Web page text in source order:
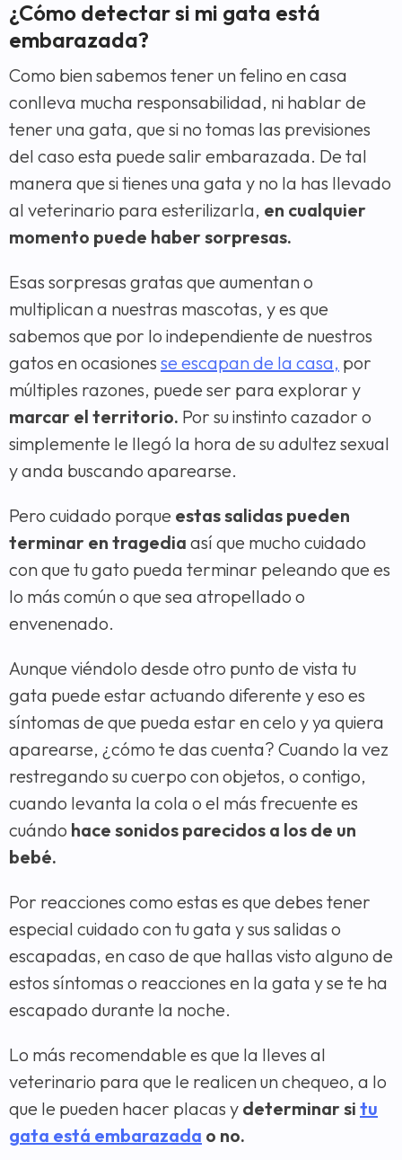
¿Cómo detectar si mi gata está
embarazada?
Como bien sabemos tener un felino en casa
conlleva mucha responsabilidad, ni hablar de
tener una gata, que si no tomas las previsiones
del caso esta puede salir embarazada. De tal
manera que si tienes una gata y no la has llevado
al veterinario para esterilizarla, en cualquier
momento puede haber sorpresas.
Esas sorpresas gratas que aumentan o
multiplican a nuestras mascotas, y es que
sabemos que por lo independiente de nuestros
gatos en ocasiones se escapan de la casa, por
múltiples razones, puede ser para explorar y
marcar el territorio. Por su instinto cazador o
simplemente le llegó la hora de su adultez sexual
y anda buscando aparearse.
Pero cuidado porque estas salidas pueden
terminar en tragedia así que mucho cuidado
con que tu gato pueda terminar peleando que es
lo más común o que sea atropellado o
envenenado.
Aunque viéndolo desde otro punto de vista tu
gata puede estar actuando diferente y eso es
síntomas de que pueda estar en celo y ya quiera
aparearse, ¿cómo te das cuenta? Cuando la vez
restregando su cuerpo con objetos, o contigo,
cuando levanta la cola o el más frecuente es
cuándo hace sonidos parecidos a los de un
bebé.
Por reacciones como estas es que debes tener
especial cuidado con tu gata y sus salidas o
escapadas, en caso de que hallas visto alguno de
estos síntomas o reacciones en la gata y se te ha
escapado durante la noche.
Lo más recomendable es que la lleves al
veterinario para que le realicen un chequeo, a lo
que le pueden hacer placas y determinar si tu
gata está embarazada o no.